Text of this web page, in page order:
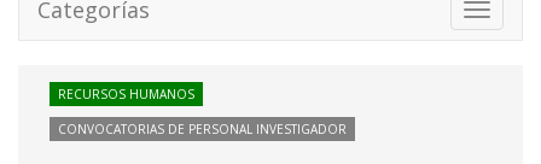
Toggle
Categorías
RECURSOS HUMANOS
CONVOCATORIAS DE PERSONAL INVESTIGADOR